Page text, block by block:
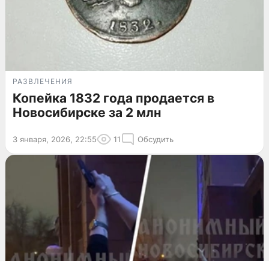
РАЗВЛЕЧЕНИЯ
Копейка 1832 года продается в
Новосибирске за 2 млн
3 января, 2026, 22:55 11 Обсудить